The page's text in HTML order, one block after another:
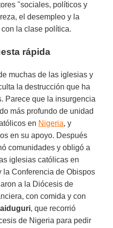
"sociales, políticos y
el desempleo y la
la clase política.
rápida
muchas de las iglesias y
la destrucción que ha
Parece que la insurgencia
más profundo de unidad
en Nigeria, y
en su apoyo. Después
comunidades y obligó a
iglesias católicas en
la Conferencia de Obispos
a la Diócesis de
con comida y con
, que recorrió
de Nigeria para pedir